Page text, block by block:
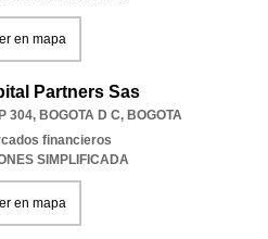
en mapa
Partners Sas
304, BOGOTA D C, BOGOTA
financieros
SIMPLIFICADA
en mapa